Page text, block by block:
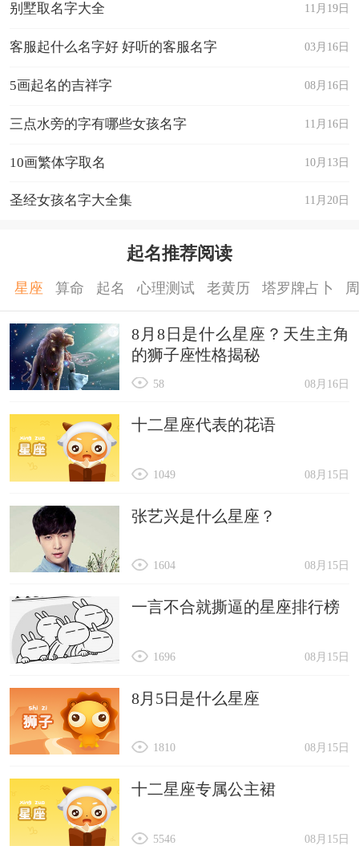
11月19日
别墅取名字大全
03月16日
客服起什么名字好 好听的客服名字
08月16日
5画起名的吉祥字
11月16日
三点水旁的字有哪些女孩名字
10月13日
10画繁体字取名
11月20日
圣经女孩名字大全集
起名推荐阅读
星座 算命 起名 心理测试 老黄历 塔罗牌占卜
8月8日是什么星座？天生主角
的狮子座性格揭秘
08月16日
58
十二星座代表的花语
08月15日
1049
张艺兴是什么星座？
08月15日
1604
一言不合就撕逼的星座排行榜
08月15日
1696
8月5日是什么星座
08月15日
1810
十二星座专属公主裙
08月15日
5546